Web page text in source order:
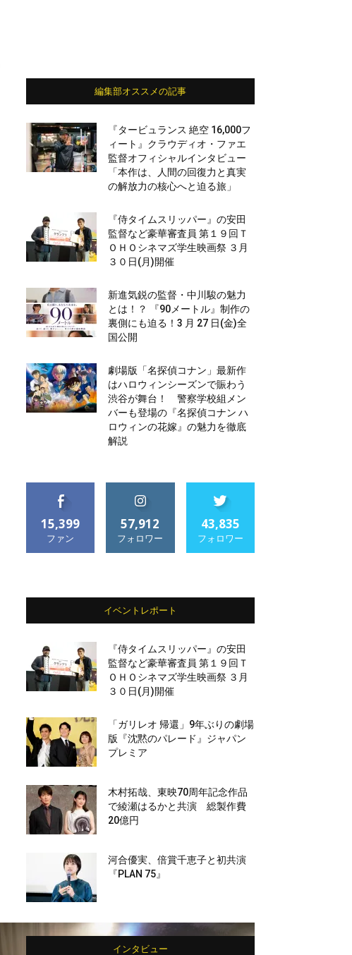
編集部オススメの記事
『タービュランス 絶空 16,000フ
ィート』クラウディオ・ファエ
監督オフィシャルインタビュー
「本作は、人間の回復力と真実
の解放力の核心へと迫る旅」
『侍タイムスリッパー』の安田
監督など豪華審査員 第１９回Ｔ
ＯＨＯシネマズ学生映画祭 ３月
３０日(月)開催
新進気鋭の監督・中川駿の魅力
とは！？ 『90メートル』制作の
裏側にも迫る！3 月 27 日(金)全
国公開
劇場版「名探偵コナン」最新作
はハロウィンシーズンで賑わう
渋谷が舞台！ 警察学校組メン
バーも登場の『名探偵コナン ハ
ロウィンの花嫁』の魅力を徹底
解説
15,399
ファン
57,912
フォロワー
43,835
フォロワー
イベントレポート
『侍タイムスリッパー』の安田
監督など豪華審査員 第１９回Ｔ
ＯＨＯシネマズ学生映画祭 ３月
３０日(月)開催
「ガリレオ 帰還」9年ぶりの劇場
版『沈黙のパレード』ジャパン
プレミア
木村拓哉、東映70周年記念作品
で綾瀬はるかと共演 総製作費
20億円
河合優実、倍賞千恵子と初共演
『PLAN 75』
インタビュー